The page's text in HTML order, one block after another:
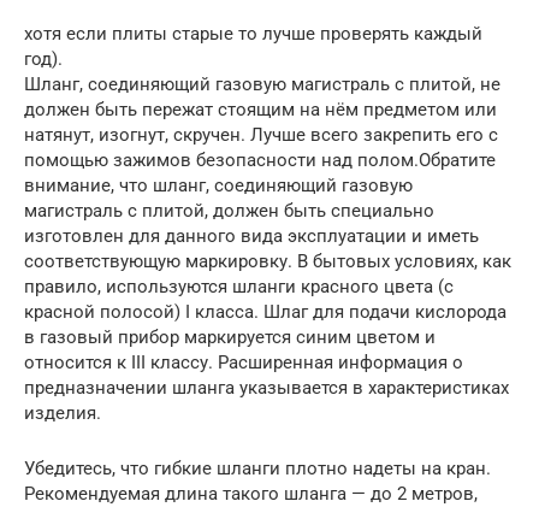
хотя если плиты старые то лучше проверять каждый
год).
Шланг, соединяющий газовую магистраль с плитой, не
должен быть пережат стоящим на нём предметом или
натянут, изогнут, скручен. Лучше всего закрепить его с
помощью зажимов безопасности над полом.Обратите
внимание, что шланг, соединяющий газовую
магистраль с плитой, должен быть специально
изготовлен для данного вида эксплуатации и иметь
соответствующую маркировку. В бытовых условиях, как
правило, используются шланги красного цвета (с
красной полосой) I класса. Шлаг для подачи кислорода
в газовый прибор маркируется синим цветом и
относится к III классу. Расширенная информация о
предназначении шланга указывается в характеристиках
изделия.
Убедитесь, что гибкие шланги плотно надеты на кран.
Рекомендуемая длина такого шланга — до 2 метров,